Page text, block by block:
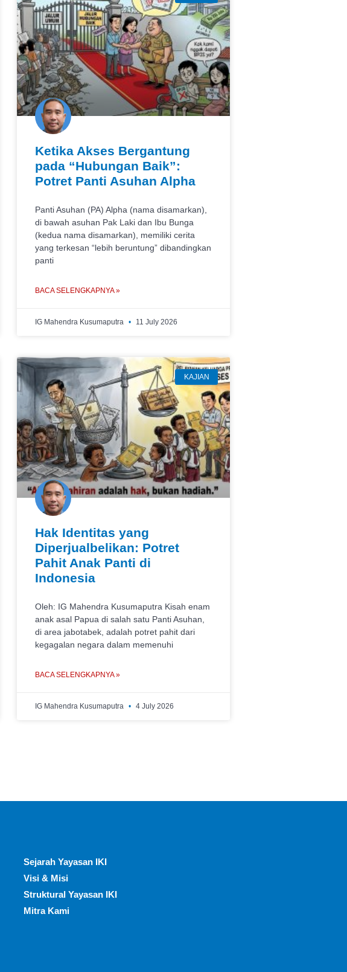
Ketika Akses Bergantung
pada “Hubungan Baik”:
Potret Panti Asuhan Alpha
Panti Asuhan (PA) Alpha (nama disamarkan),
di bawah asuhan Pak Laki dan Ibu Bunga
(kedua nama disamarkan), memiliki cerita
yang terkesan “lebih beruntung” dibandingkan
panti
BACA SELENGKAPNYA »
IG Mahendra Kusumaputra 11 July 2026
KAJIAN
Hak Identitas yang
Diperjualbelikan: Potret
Pahit Anak Panti di
Indonesia
Oleh: IG Mahendra Kusumaputra Kisah enam
anak asal Papua di salah satu Panti Asuhan,
di area jabotabek, adalah potret pahit dari
kegagalan negara dalam memenuhi
BACA SELENGKAPNYA »
IG Mahendra Kusumaputra 4 July 2026
Sejarah Yayasan IKI
Visi & Misi
Struktural Yayasan IKI
Mitra Kami